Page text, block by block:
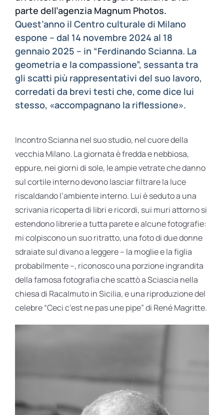
parte dell’agenzia Magnum Photos.
Quest’anno il Centro culturale di Milano
espone – dal 14 novembre 2024 al 18
gennaio 2025 – in “Ferdinando Scianna. La
geometria e la compassione”, sessanta tra
gli scatti più rappresentativi del suo lavoro,
corredati da brevi testi che, come dice lui
stesso, «accompagnano la riflessione».
Incontro Scianna nel suo studio, nel cuore della
vecchia Milano. La giornata è fredda e nebbiosa,
eppure, nei giorni di sole, le ampie vetrate che danno
sul cortile interno devono lasciar filtrare la luce
riscaldando l’ambiente interno. Lui è seduto a una
scrivania ricoperta di libri e ricordi, sui muri attorno si
estendono librerie a tutta parete e alcune fotografie:
mi colpiscono un suo ritratto, una foto di due donne
sdraiate sul divano a leggere – la moglie e la figlia
probabilmente –, riconosco una porzione ingrandita
della famosa fotografia che scattò a Sciascia nella
chiesa di Racalmuto in Sicilia, e una riproduzione del
celebre “Ceci c’est ne pas une pipe” di René Magritte.